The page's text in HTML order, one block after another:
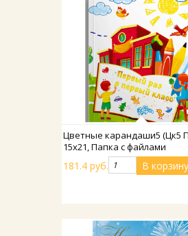
Подробнее
Цветные карандаши5 (Цк5
15х21, Папка с файлами
181.4 руб.